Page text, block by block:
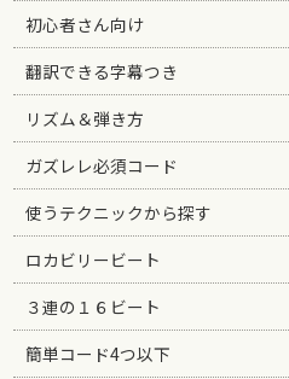
初心者さん向け
翻訳できる字幕つき
リズム＆弾き方
ガズレレ必須コード
使うテクニックから探す
ロカビリービート
３連の１６ビート
簡単コード4つ以下